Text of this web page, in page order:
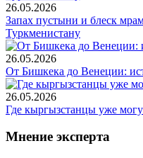
26.05.2026
Запах пустыни и блеск
Туркменистану
26.05.2026
От Бишкека до Венеции:
26.05.2026
Где кыргызстанцы уже
Мнение эксперта